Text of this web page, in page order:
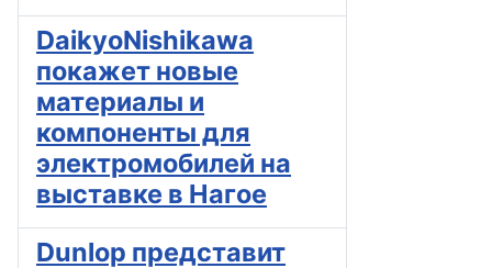
DaikyoNishikawa
покажет новые
материалы и
компоненты для
электромобилей на
выставке в Нагое
Dunlop представит